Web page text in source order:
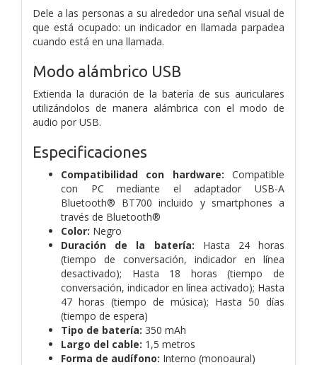
Dele a las personas a su alrededor una señal visual de
que está ocupado: un indicador en llamada parpadea
cuando está en una llamada.
Modo alámbrico USB
Extienda la duración de la batería de sus auriculares
utilizándolos de manera alámbrica con el modo de
audio por USB.
Especificaciones
Compatibilidad con hardware: Compatible
con PC mediante el adaptador USB-A
Bluetooth® BT700 incluido y smartphones a
través de Bluetooth®
Color: Negro
Duración de la batería: Hasta 24 horas
(tiempo de conversación, indicador en línea
desactivado); Hasta 18 horas (tiempo de
conversación, indicador en línea activado); Hasta
47 horas (tiempo de música); Hasta 50 días
(tiempo de espera)
Tipo de batería: 350 mAh
Largo del cable: 1,5 metros
Forma de audífono: Interno (monoaural)